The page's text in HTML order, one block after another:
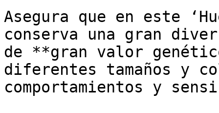
Asegura que en este
conserva una gran
de **gran valor
diferentes tamaños y
comportamientos y